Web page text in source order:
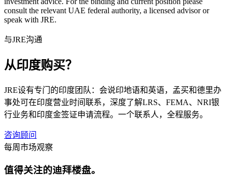
consult the relevant UAE federal authority, a licensed advisor or
speak with JRE.
与JRE沟通
从印度购买？
JRE设有专门的印度团队：会说印地语和英语，孟买和德里办
事处可在印度营业时间联系，深度了解LRS、FEMA、NRI银
行业务和印度金签证申请流程。一个联系人，全程服务。
咨询顾问
每周市场观察
值得关注的迪拜楼盘。